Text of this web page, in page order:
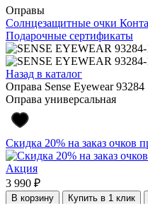
Оправы
Солнцезащитные очки
Подарочные сертификаты
Назад в каталог
Оправа Sense Eyewear 93284
Оправа универсальная
Скидка 20% на заказ очков
Акция
3 990 ₽
В корзину Купить в 1 клик